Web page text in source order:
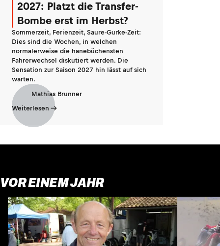
2027: Platzt die Transfer-
Bombe erst im Herbst?
Sommerzeit, Ferienzeit, Saure-Gurke-Zeit:
Dies sind die Wochen, in welchen
normalerweise die hanebüchensten
Fahrerwechsel diskutiert werden. Die
Sensation zur Saison 2027 hin lässt auf sich
warten.
Mathias Brunner
Weiterlesen
VOR EINEM JAHR